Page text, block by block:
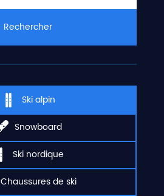
Rechercher
Ski alpin
Snowboard
Ski nordique
Chaussures de ski